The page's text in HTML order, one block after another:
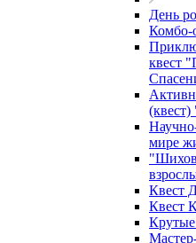
День
Комбо-
квест
мире
Квест
Квест